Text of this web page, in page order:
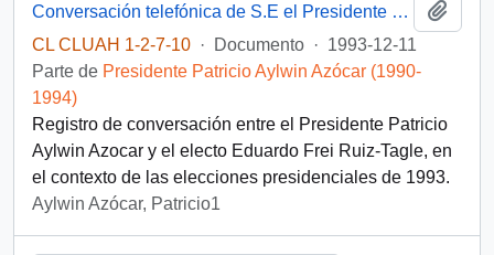
Conversación telefónica de S.E el Presidente de la República, D. Patricio Aylwin Azocar, con el Presidente electo, D. Eduardo Frei Ruiz-Tagle
CL CLUAH 1-2-7-10 · Documento · 1993-12-11
Parte de Presidente Patricio Aylwin Azócar (1990-
1994)
Registro de conversación entre el Presidente Patricio
Aylwin Azocar y el electo Eduardo Frei Ruiz-Tagle, en
el contexto de las elecciones presidenciales de 1993.
Aylwin Azócar, Patricio1